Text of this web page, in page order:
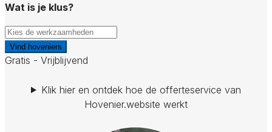
Wat is je klus?
Vind hoveniers
Gratis - Vrijblijvend
Klik hier en ontdek hoe de offerteservice van
Hovenier.website werkt